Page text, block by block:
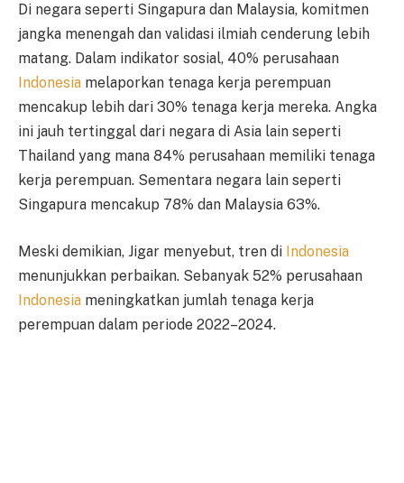
Di negara seperti Singapura dan Malaysia, komitmen
jangka menengah dan validasi ilmiah cenderung lebih
matang. Dalam indikator sosial, 40% perusahaan
Indonesia melaporkan tenaga kerja perempuan
mencakup lebih dari 30% tenaga kerja mereka. Angka
ini jauh tertinggal dari negara di Asia lain seperti
Thailand yang mana 84% perusahaan memiliki tenaga
kerja perempuan. Sementara negara lain seperti
Singapura mencakup 78% dan Malaysia 63%.
Meski demikian, Jigar menyebut, tren di Indonesia
menunjukkan perbaikan. Sebanyak 52% perusahaan
Indonesia meningkatkan jumlah tenaga kerja
perempuan dalam periode 2022–2024.